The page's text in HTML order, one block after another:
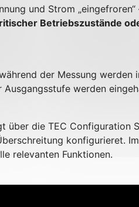
und Strom
Betriebszustände
der Messung werden
werden
über die TEC
konfigurieret.
relevanten Funktionen.